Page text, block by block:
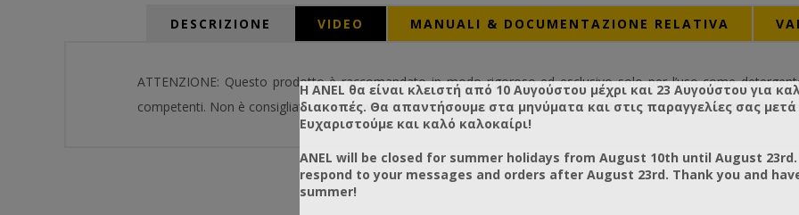
DESCRIZIONE VIDEO MANUALI & DOCUMENTAZIONE RELATIVA
ATTENZIONE: Questo prodotto è raccomandato in modo rigoroso ed esclusivo solo per l’uso come
competenti. Non è consigliato e non deve essere utilizzato per alcun altro scopo diverso da quelli indicati
Η ANEL θα είναι κλειστή από 10 Αυγούστου μέχρι και 23 Αυγούστου για
διακοπές. Θα απαντήσουμε στα μηνύματα και στις παραγγελίες σας μετά
Ευχαριστούμε και καλό καλοκαίρι!
ANEL will be closed for summer holidays from August 10th until August
respond to your messages and orders after August 23rd. Thank you and
summer!